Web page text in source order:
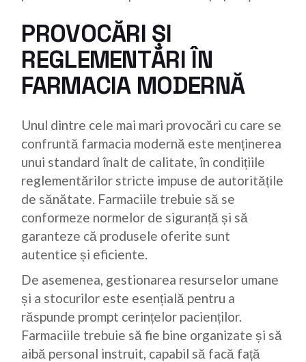
PROVOCĂRI ȘI
REGLEMENTĂRI ÎN
FARMACIA MODERNĂ
Unul dintre cele mai mari provocări cu care se
confruntă farmacia modernă este menținerea
unui standard înalt de calitate, în condițiile
reglementărilor stricte impuse de autoritățile
de sănătate. Farmaciile trebuie să se
conformeze normelor de siguranță și să
garanteze că produsele oferite sunt
autentice și eficiente.
De asemenea, gestionarea resurselor umane
și a stocurilor este esențială pentru a
răspunde prompt cerințelor pacienților.
Farmaciile trebuie să fie bine organizate și să
aibă personal instruit, capabil să facă față